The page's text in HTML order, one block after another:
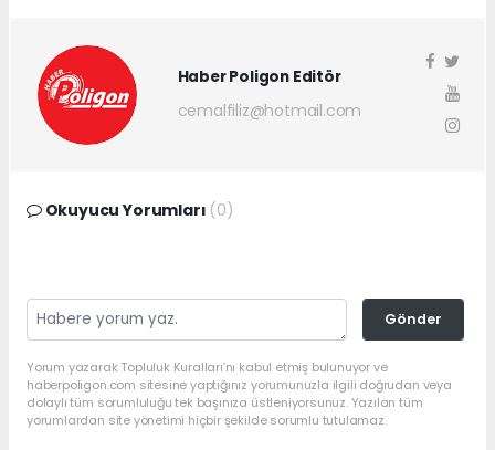
Haber Poligon Editör
cemalfiliz@hotmail.com
Okuyucu Yorumları (0)
Gönder
Yorum yazarak Topluluk Kuralları’nı kabul etmiş bulunuyor ve
haberpoligon.com sitesine yaptığınız yorumunuzla ilgili doğrudan veya
dolaylı tüm sorumluluğu tek başınıza üstleniyorsunuz. Yazılan tüm
yorumlardan site yönetimi hiçbir şekilde sorumlu tutulamaz.